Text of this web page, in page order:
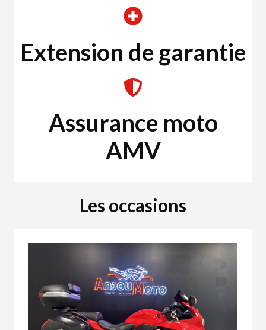
Extension de garantie
Assurance moto
AMV
Les occasions